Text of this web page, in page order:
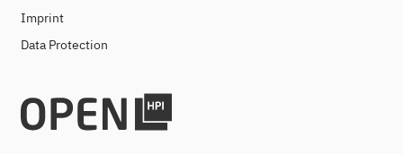
Imprint
Data Protection